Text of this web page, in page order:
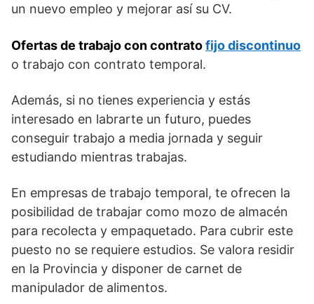
un nuevo empleo y mejorar así su CV.
Ofertas de trabajo con contratofijo discontinuo
o trabajo con contrato temporal.
Además, si no tienes experiencia y estás
interesado en labrarte un futuro, puedes
conseguir trabajo a media jornada y seguir
estudiando mientras trabajas.
En empresas de trabajo temporal, te ofrecen la
posibilidad de trabajar como mozo de almacén
para recolecta y empaquetado. Para cubrir este
puesto no se requiere estudios. Se valora residir
en la Provincia y disponer de carnet de
manipulador de alimentos.